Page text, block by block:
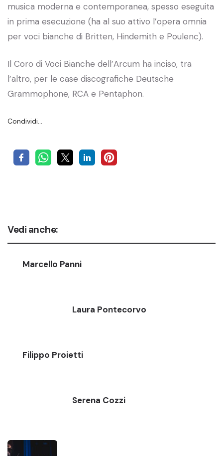
musica moderna e contemporanea, spesso eseguita
in prima esecuzione (ha al suo attivo l’opera omnia
per voci bianche di Britten, Hindemith e Poulenc).
Il Coro di Voci Bianche dell’Arcum ha inciso, tra
l’altro, per le case discografiche Deutsche
Grammophone, RCA e Pentaphon.
Condividi…
Vedi anche:
Marcello Panni
Laura Pontecorvo
Filippo Proietti
Serena Cozzi